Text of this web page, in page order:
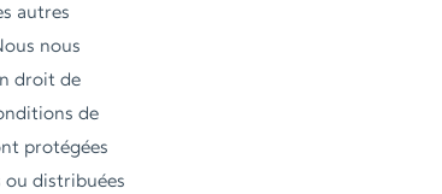
autres
nous
droit de
de
protégées
ou distribuées